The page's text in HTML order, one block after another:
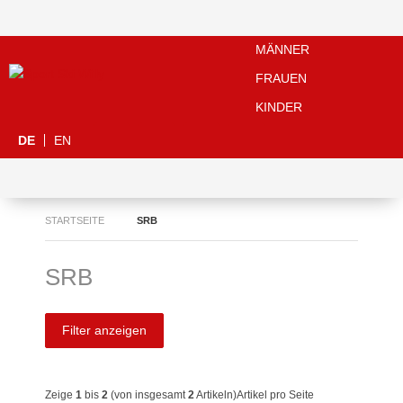
MÄNNER
FRAUEN
KINDER
DE EN
STARTSEITE SRB
SRB
Filter anzeigen
Zeige 1 bis 2 (von insgesamt2Artikeln)Artikel pro Seite